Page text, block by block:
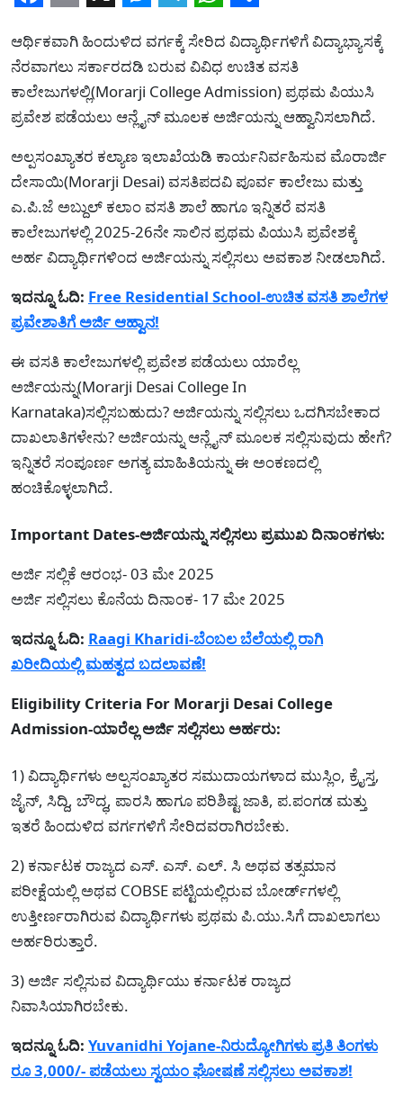
Facebook
Email
X Messenger
Telegram
WhatsApp
Share
ಆರ್ಥಿಕವಾಗಿ ಹಿಂದುಳಿದ ವರ್ಗಕ್ಕೆ ಸೇರಿದ ವಿದ್ಯಾರ್ಥಿಗಳಿಗೆ ವಿದ್ಯಾಭ್ಯಾಸಕ್ಕೆ
ನೆರವಾಗಲು ಸರ್ಕಾರದಡಿ ಬರುವ ವಿವಿಧ ಉಚಿತ ವಸತಿ
ಕಾಲೇಜುಗಳಲ್ಲಿ(Morarji College Admission) ಪ್ರಥಮ ಪಿಯುಸಿ
ಪ್ರವೇಶ ಪಡೆಯಲು ಆನ್ಲೈನ್ ಮೂಲಕ ಅರ್ಜಿಯನ್ನು ಆಹ್ವಾನಿಸಲಾಗಿದೆ.
ಅಲ್ಪಸಂಖ್ಯಾತರ ಕಲ್ಯಾಣ ಇಲಾಖೆಯಡಿ ಕಾರ್ಯನಿರ್ವಹಿಸುವ ಮೊರಾರ್ಜಿ
ದೇಸಾಯಿ(Morarji Desai) ವಸತಿಪದವಿ ಪೂರ್ವ ಕಾಲೇಜು ಮತ್ತು
ಎ.ಪಿ.ಜೆ ಅಬ್ದುಲ್ ಕಲಾಂ ವಸತಿ ಶಾಲೆ ಹಾಗೂ ಇನ್ನಿತರೆ ವಸತಿ
ಕಾಲೇಜುಗಳಲ್ಲಿ 2025-26ನೇ ಸಾಲಿನ ಪ್ರಥಮ ಪಿಯುಸಿ ಪ್ರವೇಶಕ್ಕೆ
ಅರ್ಹ ವಿದ್ಯಾರ್ಥಿಗಳಿಂದ ಅರ್ಜಿಯನ್ನು ಸಲ್ಲಿಸಲು ಅವಕಾಶ ನೀಡಲಾಗಿದೆ.
ಇದನ್ನೂ ಓದಿ: Free Residential School-ಉಚಿತ ವಸತಿ ಶಾಲೆಗಳ
ಪ್ರವೇಶಾತಿಗೆ ಅರ್ಜಿ ಆಹ್ವಾನ!
ಈ ವಸತಿ ಕಾಲೇಜುಗಳಲ್ಲಿ ಪ್ರವೇಶ ಪಡೆಯಲು ಯಾರೆಲ್ಲ
ಅರ್ಜಿಯನ್ನು(Morarji Desai College In
Karnataka)ಸಲ್ಲಿಸಬಹುದು? ಅರ್ಜಿಯನ್ನು ಸಲ್ಲಿಸಲು ಒದಗಿಸಬೇಕಾದ
ದಾಖಲಾತಿಗಳೇನು? ಅರ್ಜಿಯನ್ನು ಆನ್ಲೈನ್ ಮೂಲಕ ಸಲ್ಲಿಸುವುದು ಹೇಗೆ?
ಇನ್ನಿತರೆ ಸಂಪೂರ್ಣ ಅಗತ್ಯ ಮಾಹಿತಿಯನ್ನು ಈ ಅಂಕಣದಲ್ಲಿ
ಹಂಚಿಕೊಳ್ಳಲಾಗಿದೆ.
Important Dates-ಅರ್ಜಿಯನ್ನು ಸಲ್ಲಿಸಲು ಪ್ರಮುಖ ದಿನಾಂಕಗಳು:
ಅರ್ಜಿ ಸಲ್ಲಿಕೆ ಆರಂಭ- 03 ಮೇ 2025
ಅರ್ಜಿ ಸಲ್ಲಿಸಲು ಕೊನೆಯ ದಿನಾಂಕ- 17 ಮೇ 2025
ಇದನ್ನೂ ಓದಿ: Raagi Kharidi-ಬೆಂಬಲ ಬೆಲೆಯಲ್ಲಿ ರಾಗಿ
ಖರೀದಿಯಲ್ಲಿ ಮಹತ್ವದ ಬದಲಾವಣೆ!
Eligibility Criteria For Morarji Desai College
Admission-ಯಾರೆಲ್ಲ ಅರ್ಜಿ ಸಲ್ಲಿಸಲು ಅರ್ಹರು:
1) ವಿದ್ಯಾರ್ಥಿಗಳು ಅಲ್ಪಸಂಖ್ಯಾತರ ಸಮುದಾಯಗಳಾದ ಮುಸ್ಲಿಂ, ಕ್ರೈಸ್ತ,
ಜೈನ್, ಸಿದ್ದಿ, ಬೌದ್ಧ, ಪಾರಸಿ ಹಾಗೂ ಪರಿಶಿಷ್ಟ ಜಾತಿ, ಪ.ಪಂಗಡ ಮತ್ತು
ಇತರೆ ಹಿಂದುಳಿದ ವರ್ಗಗಳಿಗೆ ಸೇರಿದವರಾಗಿರಬೇಕು.
2) ಕರ್ನಾಟಕ ರಾಜ್ಯದ ಎಸ್. ಎಸ್. ಎಲ್. ಸಿ ಅಥವ ತತ್ಸಮಾನ
ಪರೀಕ್ಷೆಯಲ್ಲಿ ಅಥವ COBSE ಪಟ್ಟಿಯಲ್ಲಿರುವ ಬೋರ್ಡ್‌ಗಳಲ್ಲಿ
ಉತ್ತೀರ್ಣರಾಗಿರುವ ವಿದ್ಯಾರ್ಥಿಗಳು ಪ್ರಥಮ ಪಿ.ಯು.ಸಿಗೆ ದಾಖಲಾಗಲು
ಅರ್ಹರಿರುತ್ತಾರೆ.
3) ಅರ್ಜಿ ಸಲ್ಲಿಸುವ ವಿದ್ಯಾರ್ಥಿಯು ಕರ್ನಾಟಕ ರಾಜ್ಯದ
ನಿವಾಸಿಯಾಗಿರಬೇಕು.
ಇದನ್ನೂ ಓದಿ: Yuvanidhi Yojane-ನಿರುದ್ಯೋಗಿಗಳು ಪ್ರತಿ ತಿಂಗಳು
ರೂ 3,000/- ಪಡೆಯಲು ಸ್ವಯಂ ಘೋಷಣೆ ಸಲ್ಲಿಸಲು ಅವಕಾಶ!